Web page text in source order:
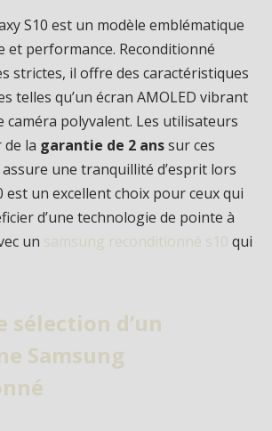
S10 est un modèle emblématique
et performance. Reconditionné
strictes, il offre des caractéristiques
telles qu’un écran AMOLED vibrant
caméra polyvalent. Les utilisateurs
la garantie de 2 anssur ces
une tranquillité d’esprit lors
est un excellent choix pour ceux qui
d’une technologie de pointe à
un samsung reconditionné s10 qui
sélection d’un
Samsung